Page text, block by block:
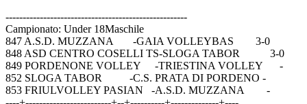
-----------------------------------------------------
Campionato: Under 18Maschile
847 A.S.D. MUZZANA -GAIA VOLLEYBAS 3-0
848 ASD CENTRO COSELLI TS-SLOGA TABOR 3-0
849 PORDENONE VOLLEY -TRIESTINA VOLLEY -
852 SLOGA TABOR -C.S. PRATA DI PORDENO -
853 FRIULVOLLEY PASIAN -A.S.D. MUZZANA -